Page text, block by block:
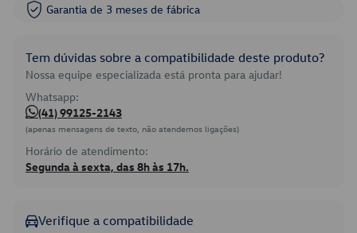
Garantia de 3 meses de fábrica
Tem dúvidas sobre a compatibilidade deste produto?
Nossa equipe especializada está pronta para ajudar!
Whatsapp:
(41) 99125-2143
(apenas mensagens de texto, não atendemos ligações)
Horário de atendimento:
Segunda à sexta, das 8h às 17h.
Verifique a compatibilidade